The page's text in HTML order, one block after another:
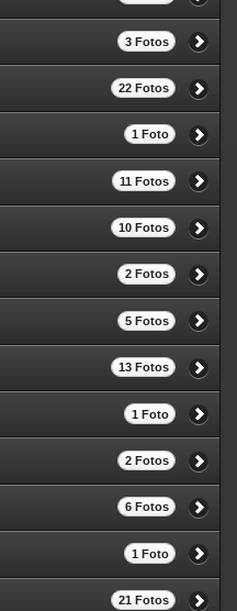
3 Fotos
22 Fotos
1 Foto
11 Fotos
10 Fotos
2 Fotos
5 Fotos
13 Fotos
1 Foto
2 Fotos
6 Fotos
1 Foto
21 Fotos